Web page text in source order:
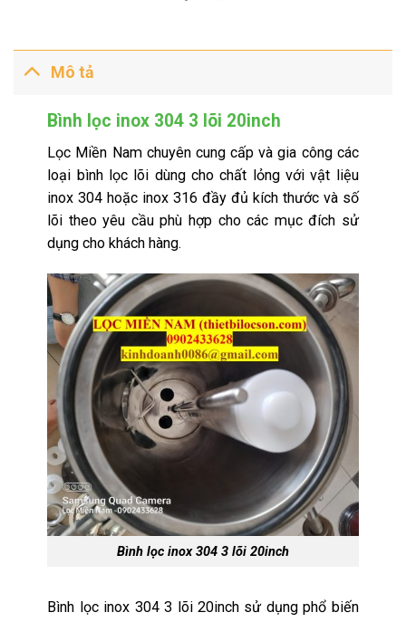
Mô tả
Bình lọc inox 304 3 lõi 20inch
Lọc Miền Nam chuyên cung cấp và gia công các
loại bình lọc lõi dùng cho chất lỏng với vật liệu
inox 304 hoặc inox 316 đầy đủ kích thước và số
lõi theo yêu cầu phù hợp cho các mục đích sử
dụng cho khách hàng.
Bình lọc inox 304 3 lõi 20inch
Bình lọc inox 304 3 lõi 20inch sử dụng phổ biến